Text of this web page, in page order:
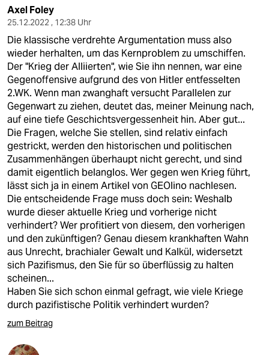
Axel Foley
25.12.2022 , 12:38 Uhr
Die klassische verdrehte Argumentation muss also
wieder herhalten, um das Kernproblem zu umschiffen.
Der "Krieg der Alliierten", wie Sie ihn nennen, war eine
Gegenoffensive aufgrund des von Hitler entfesselten
2.WK. Wenn man zwanghaft versucht Parallelen zur
Gegenwart zu ziehen, deutet das, meiner Meinung nach,
auf eine tiefe Geschichtsvergessenheit hin. Aber gut...
Die Fragen, welche Sie stellen, sind relativ einfach
gestrickt, werden den historischen und politischen
Zusammenhängen überhaupt nicht gerecht, und sind
damit eigentlich belanglos. Wer gegen wen Krieg führt,
lässt sich ja in einem Artikel von GEOlino nachlesen.
Die entscheidende Frage muss doch sein: Weshalb
wurde dieser aktuelle Krieg und vorherige nicht
verhindert? Wer profitiert von diesem, den vorherigen
und den zukünftigen? Genau diesem krankhaften Wahn
aus Unrecht, brachialer Gewalt und Kalkül, widersetzt
sich Pazifismus, den Sie für so überflüssig zu halten
scheinen...
Haben Sie sich schon einmal gefragt, wie viele Kriege
durch pazifistische Politik verhindert wurden?
zum Beitrag